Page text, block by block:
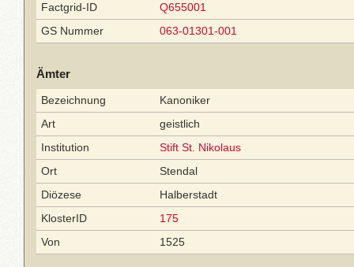
Factgrid-ID
Q655001
GS Nummer
063-01301-001
Ämter
Bezeichnung
Kanoniker
Art
geistlich
Institution
Stift St. Nikolaus
Ort
Stendal
Diözese
Halberstadt
KlosterID
175
Von
1525